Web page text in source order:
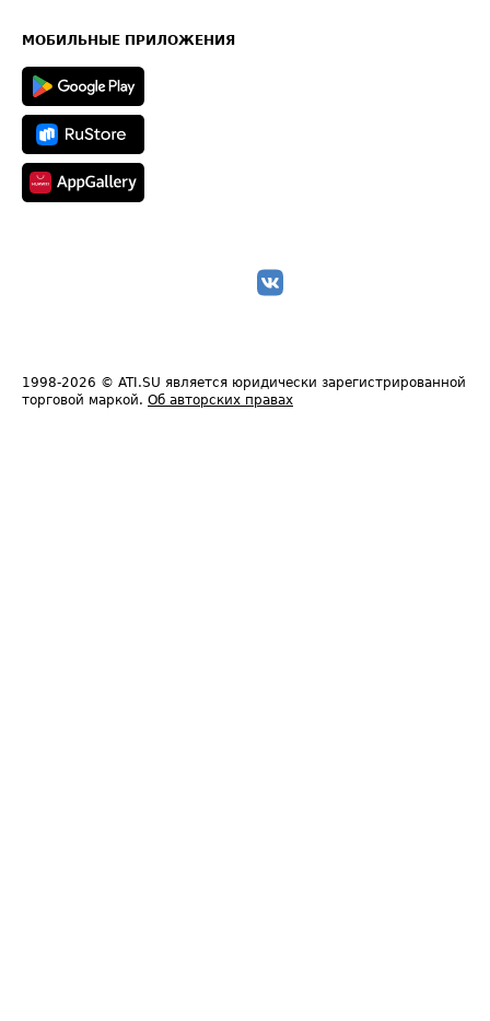
Техническая информация
МОБИЛЬНЫЕ ПРИЛОЖЕНИЯ
1998-2026 © ATI.SU является юридически зарегистрированной
торговой маркой. Об авторских правах